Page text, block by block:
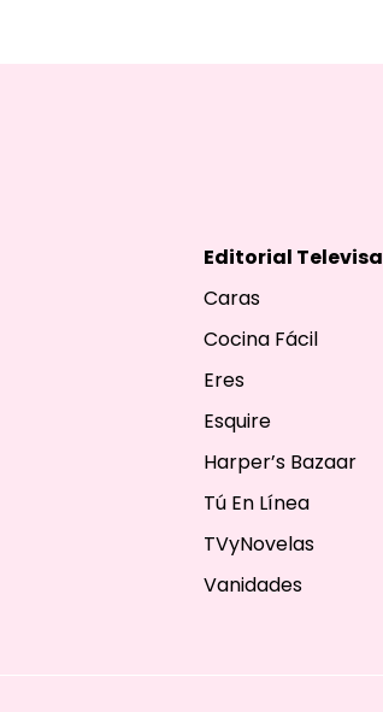
Editorial Televisa
Caras
Cocina Fácil
Eres
Esquire
Harper’s Bazaar
Tú En Línea
TVyNovelas
Vanidades